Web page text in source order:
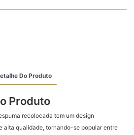
Do Produto
Produto
recolocada tem um design
alta qualidade, tornando-se popular entre